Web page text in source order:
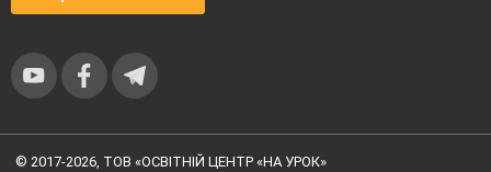
© 2017-2026, ТОВ «ОСВІТНІЙ ЦЕНТР «НА УРОК»